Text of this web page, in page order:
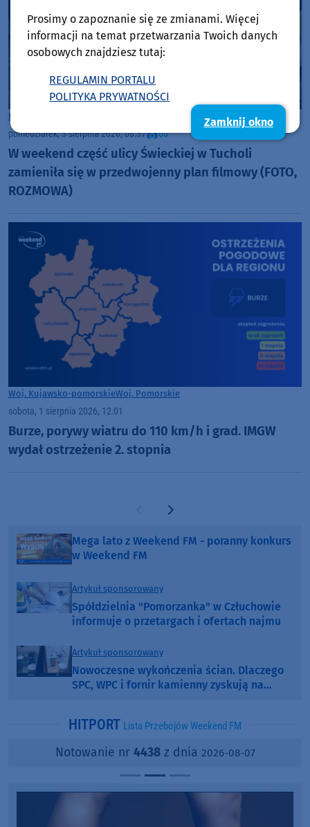
Rozmowy w Weekend FM
poniedziałek, 3 sierpnia 2026, 08:37 60
W weekend część ulicy Świeckiej w Tucholi
zamieniła się w przedwojenny plan filmowy (FOTO,
ROZMOWA)
Woj. Kujawsko-pomorskieWoj. Pomorskie
sobota, 1 sierpnia 2026, 12:01
Burze, porywy wiatru do 110 km/h i grad. IMGW
wydał ostrzeżenie 2. stopnia
Poprzednia strona
Następna strona
Mega lato z Weekend FM - poranny konkurs
w Weekend FM
Artykuł sponsorowany
Spółdzielnia "Pomorzanka" w Człuchowie
informuje o przetargach i ofertach najmu
Artykuł sponsorowany
Nowoczesne wykończenia ścian. Dlaczego
SPC, WPC i fornir kamienny zyskują na
HITPORT Lista Przebojów Weekend FM
Notowanie nr 4438z dnia 2026-08-07
Prosimy o zapoznanie się ze zmianami. Więcej
informacji na temat przetwarzania Twoich danych
osobowych znajdziesz tutaj:
REGULAMIN PORTALU
POLITYKA PRYWATNOŚCI
Zamknij okno